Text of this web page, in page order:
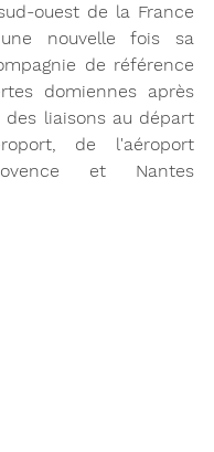
ouest de la France
nouvelle fois sa
de référence
domiennes après
des liaisons au départ
de l'aéroport
et Nantes